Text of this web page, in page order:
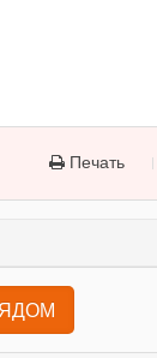
Печать